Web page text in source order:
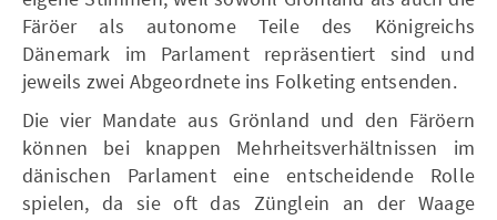
Färöer als autonome Teile des Königreichs
Dänemark im Parlament repräsentiert sind und
jeweils zwei Abgeordnete ins Folketing entsenden.
Die vier Mandate aus Grönland und den Färöern
können bei knappen Mehrheitsverhältnissen im
dänischen Parlament eine entscheidende Rolle
spielen, da sie oft das Zünglein an der Waage